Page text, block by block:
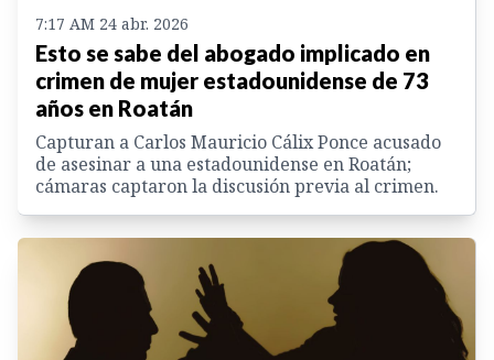
7:17 AM 24 abr. 2026
Esto se sabe del abogado implicado en
crimen de mujer estadounidense de 73
años en Roatán
Capturan a Carlos Mauricio Cálix Ponce acusado
de asesinar a una estadounidense en Roatán;
cámaras captaron la discusión previa al crimen.